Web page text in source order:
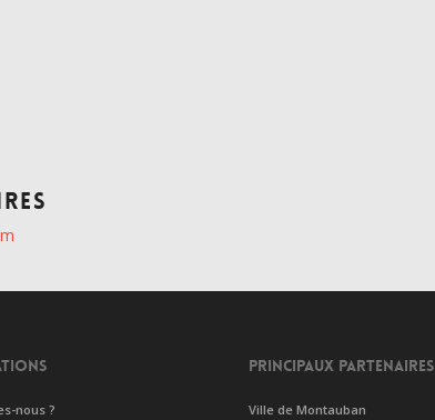
nous ?
PRINCIPAUX PARTENAIRES
Ville de Montauban